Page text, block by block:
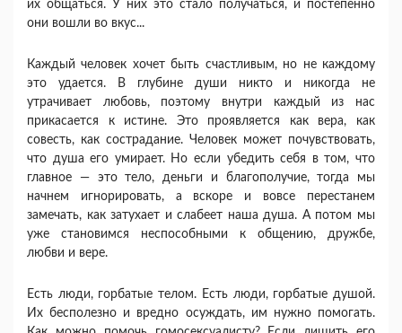
их общаться. У них это стало полу­чаться, и постепенно
они вошли во вкус...
Каждый человек хочет быть счастливым, но не каждому
это удается. В глубине души никто и ни­когда не
утрачивает любовь, поэтому внутри каж­дый из нас
прикасается к истине. Это проявляется как вера, как
совесть, как сострадание. Человек мо­жет почувствовать,
что душа его умирает. Но если убедить себя в том, что
главное — это тело, деньги и благополучие, тогда мы
начнем игнорировать, а вскоре и вовсе перестанем
замечать, как затухает и слабеет наша душа. А потом мы
уже становимся не­способными к общению, дружбе,
любви и вере.
Есть люди, горбатые телом. Есть люди, горбатые душой.
Их бесполезно и вредно осуждать, им нужно помогать.